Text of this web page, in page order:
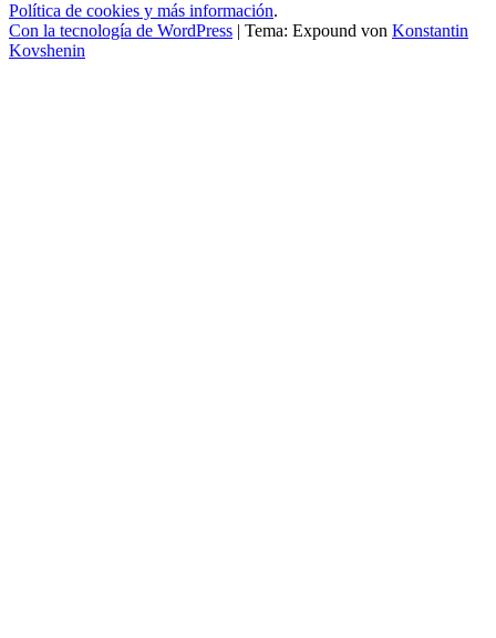
Política de cookies y más información.
Con la tecnología de WordPress | Tema: Expound von Konstantin
Kovshenin